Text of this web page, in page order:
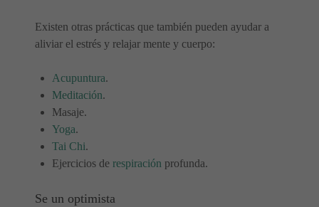
Existen otras prácticas que también pueden ayudar a
aliviar el estrés y relajar mente y cuerpo:
Acupuntura.
Meditación.
Masaje.
Yoga.
Tai Chi.
Ejercicios de respiración profunda.
Se un optimista